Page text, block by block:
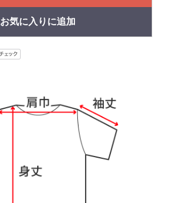
お気に入りに追加